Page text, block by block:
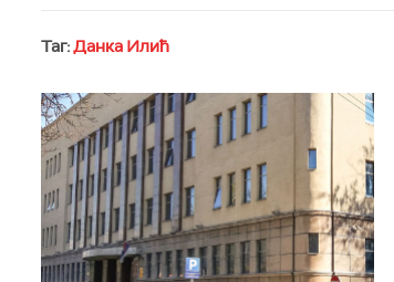
Таг:Данка Илић